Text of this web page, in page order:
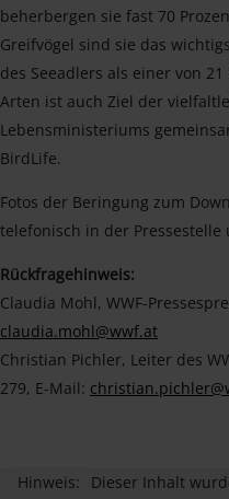
beherbergen sie fast 70
Greifvögel sind sie das
des Seeadlers als einer von
Arten ist auch Ziel der
Lebensministeriums
BirdLife.
Fotos der Beringung zum
telefonisch in der Pressestelle
Rückfragehinweis:
Claudia Mohl, WWF-
claudia.mohl@wwf.at
Christian Pichler, Leiter des
279, E-Mail:
Hinweis: Dieser Inhalt